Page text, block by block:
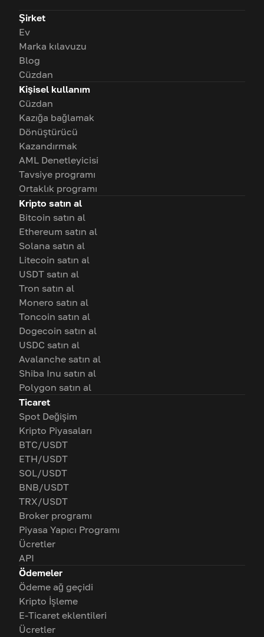
Şirket
Ev
Marka kılavuzu
Blog
Cüzdan
Kişisel kullanım
Cüzdan
Kazığa bağlamak
Dönüştürücü
Kazandırmak
AML Denetleyicisi
Tavsiye programı
Ortaklık programı
Kripto satın al
Bitcoin satın al
Ethereum satın al
Solana satın al
Litecoin satın al
USDT satın al
Tron satın al
Monero satın al
Toncoin satın al
Dogecoin satın al
USDC satın al
Avalanche satın al
Shiba Inu satın al
Polygon satın al
Ticaret
Spot Değişim
Kripto Piyasaları
BTC/USDT
ETH/USDT
SOL/USDT
BNB/USDT
TRX/USDT
Broker programı
Piyasa Yapıcı Programı
Ücretler
API
Ödemeler
Ödeme ağ geçidi
Kripto İşleme
E-Ticaret eklentileri
Ücretler